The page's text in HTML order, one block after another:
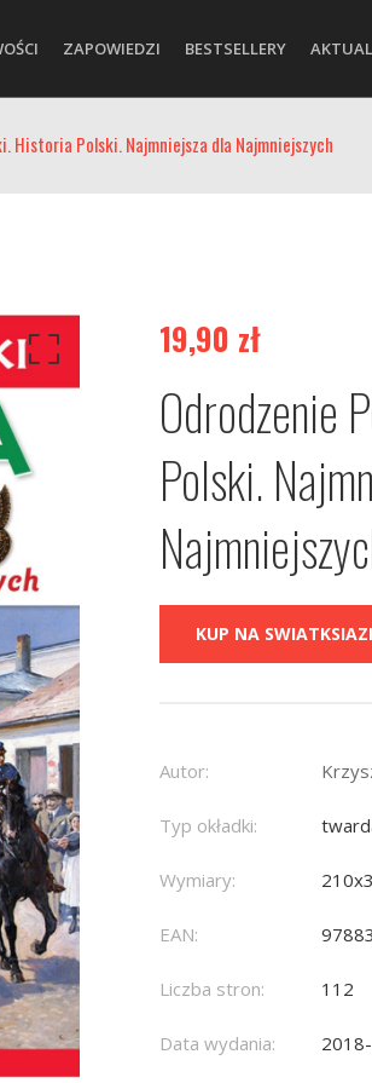
ZAPOWIEDZI BESTSELLERY
Historia Polski. Najmniejsza dla Najmniejszych
19,90 zł
Odrodzenie
Polski.
KUP NA
Autor:
Typ okładki:
Wymiary:
EAN:
Liczba stron: 112
Data wydania: